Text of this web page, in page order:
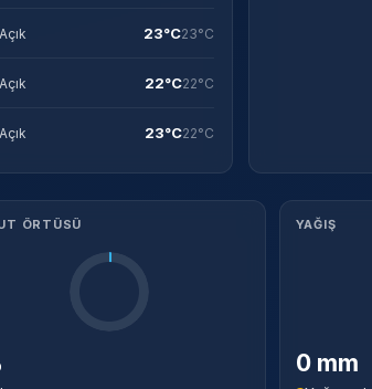
Açık 23°C23°C
Açık 22°C22°C
Açık 23°C22°C
ÖRTÜSÜ YAĞIŞ
0 mm